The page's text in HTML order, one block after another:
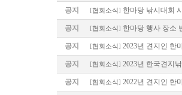
공지 [협회소식] 한마당 낚시대회
공지 [협회소식] 한마당 행사 장소
공지 [협회소식] 2023년 견지인 한
공지 [협회소식] 2023년 한국견지
공지 [협회소식] 2022년 견지인 한